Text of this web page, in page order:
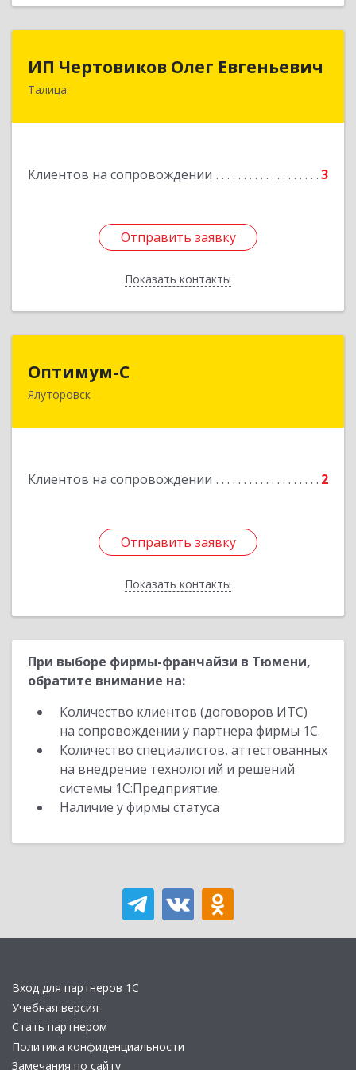
ИП Чертовиков Олег Евгеньевич
Талица
Клиентов на сопровождении 3
Отправить заявку
Показать контакты
623640, Свердловская обл, Талица г, Ленина ул,
Отправить заявку
Назад
Оптимум-С
Ялуторовск
Клиентов на сопровождении 2
Отправить заявку
Показать контакты
Отправить заявку
Назад
При выборе фирмы-франчайзи в Тюмени,
обратите внимание на:
Количество клиентов (договоров ИТС)
на сопровождении у партнера фирмы 1С.
Количество специалистов, аттестованных
на внедрение технологий и решений
системы 1С:Предприятие.
Наличие у фирмы статуса
Вход для партнеров 1С
Учебная версия
Стать партнером
Политика конфиденциальности
Замечания по сайту